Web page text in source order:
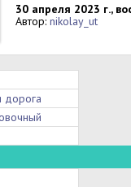
30 апреля 2023 г.,
Автор: nikolay_ut
дорога